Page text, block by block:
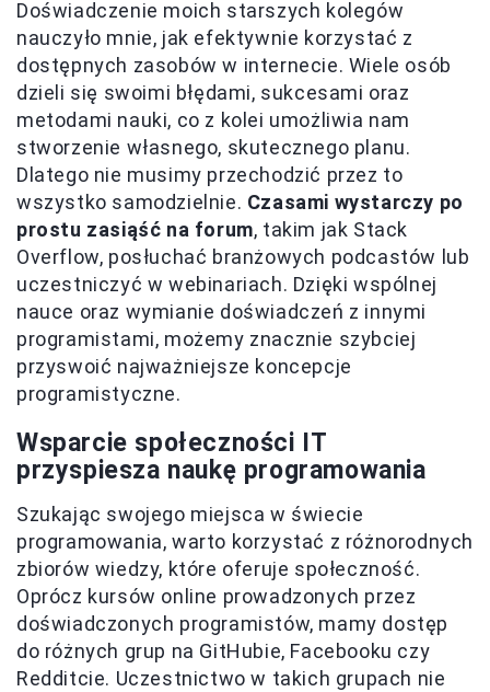
Doświadczenie moich starszych kolegów
nauczyło mnie, jak efektywnie korzystać z
dostępnych zasobów w internecie. Wiele osób
dzieli się swoimi błędami, sukcesami oraz
metodami nauki, co z kolei umożliwia nam
stworzenie własnego, skutecznego planu.
Dlatego nie musimy przechodzić przez to
wszystko samodzielnie. Czasami wystarczy po
prostu zasiąść na forum, takim jak Stack
Overflow, posłuchać branżowych podcastów lub
uczestniczyć w webinariach. Dzięki wspólnej
nauce oraz wymianie doświadczeń z innymi
programistami, możemy znacznie szybciej
przyswoić najważniejsze koncepcje
programistyczne.
Wsparcie społeczności IT
przyspiesza naukę programowania
Szukając swojego miejsca w świecie
programowania, warto korzystać z różnorodnych
zbiorów wiedzy, które oferuje społeczność.
Oprócz kursów online prowadzonych przez
doświadczonych programistów, mamy dostęp
do różnych grup na GitHubie, Facebooku czy
Redditcie. Uczestnictwo w takich grupach nie